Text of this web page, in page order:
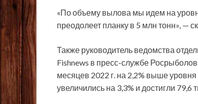
«По объему вылова мы идем на
преодолеет планку в 5 млн тонн», —
Также руководитель ведомства
Fishnews в пресс-службе
месяцев 2022 г. на 2,2% выше
увеличились на 3,3% и достигли 79,6